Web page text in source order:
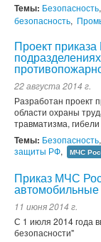
Темы: Безопасность,
безопасность,
Проект
22 августа 2014 г.
Разработан проект
области охраны
травматизма,
Темы: Безопасность,
защиты РФ, МЧС
Приказ МЧС
11 июня 2014 г.
С 1 июля 2014 года
безопасности"